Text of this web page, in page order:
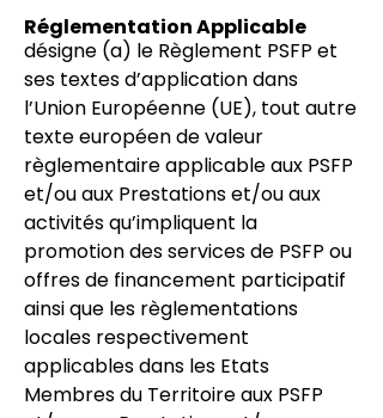
Réglementation Applicable
désigne (a) le Règlement PSFP et
ses textes d’application dans
l’Union Européenne (UE), tout autre
texte européen de valeur
règlementaire applicable aux PSFP
et/ou aux Prestations et/ou aux
activités qu’impliquent la
promotion des services de PSFP ou
offres de financement participatif
ainsi que les règlementations
locales respectivement
applicables dans les Etats
Membres du Territoire aux PSFP